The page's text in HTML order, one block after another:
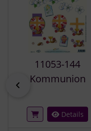
zurück
11053-144
Kommunion
Details